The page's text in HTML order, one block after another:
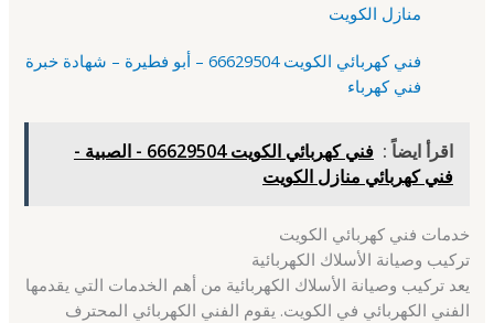
منازل الكويت
فني كهربائي الكويت 66629504 – أبو فطيرة – شهادة خبرة
فني كهرباء
اقرأ ايضاً :
فني كهربائي الكويت 66629504 - الصبية -
فني كهربائي منازل الكويت
خدمات فني كهربائي الكويت
تركيب وصيانة الأسلاك الكهربائية
يعد تركيب وصيانة الأسلاك الكهربائية من أهم الخدمات التي يقدمها
الفني الكهربائي في الكويت. يقوم الفني الكهربائي المحترف